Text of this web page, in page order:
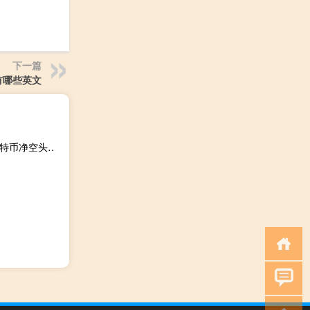
下一篇
些英文
美国商品期货交易委员会（CFTC）：截至10月24日当周比特币净空头头寸为-454份合约